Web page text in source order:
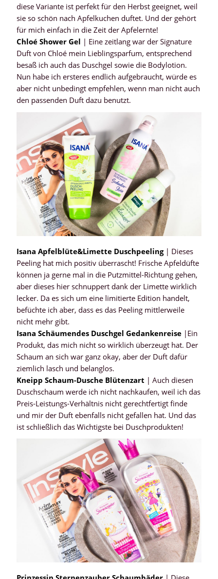
diese Variante ist perfekt für den Herbst geeignet, weil
sie so schön nach Apfelkuchen duftet. Und der gehört
für mich einfach in die Zeit der Apfelernte!
Chloé Shower Gel | Eine zeitlang war der Signature
Duft von Chloé mein Lieblingsparfum, entsprechend
besaß ich auch das Duschgel sowie die Bodylotion.
Nun habe ich ersteres endlich aufgebraucht, würde es
aber nicht unbedingt empfehlen, wenn man nicht auch
den passenden Duft dazu benutzt.
Isana Apfelblüte&Limette Duschpeeling| Dieses
Peeling hat mich positiv überrascht! Frische Apfeldüfte
können ja gerne mal in die Putzmittel-Richtung gehen,
aber dieses hier schnuppert dank der Limette wirklich
lecker. Da es sich um eine limitierte Edition handelt,
befüchte ich aber, dass es das Peeling mittlerweile
nicht mehr gibt.
Isana Schäumendes Duschgel Gedankenreise|Ein
Produkt, das mich nicht so wirklich überzeugt hat. Der
Schaum an sich war ganz okay, aber der Duft dafür
ziemlich lasch und belanglos.
Kneipp Schaum-Dusche Blütenzart | Auch diesen
Duschschaum werde ich nicht nachkaufen, weil ich das
Preis-Leistungs-Verhältnis nicht gerechtfertigt finde
und mir der Duft ebenfalls nicht gefallen hat. Und das
ist schließlich das Wichtigste bei Duschprodukten!